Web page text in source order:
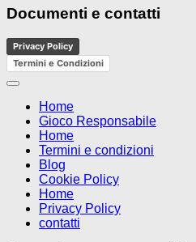
Documenti e contatti
Privacy Policy
Termini e Condizioni
Home
Gioco Responsabile
Home
Termini e condizioni
Blog
Cookie Policy
Home
Privacy Policy
contatti